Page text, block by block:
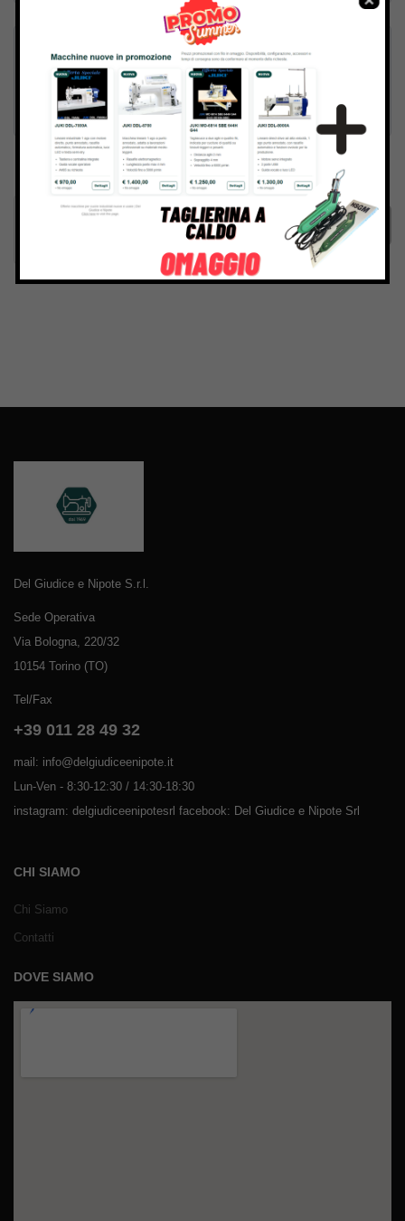
Inviando il messaggio confermo di aver letto e accettato
Termini e condizioni del sito web
Invia
Del Giudice e Nipote S.r.l.
Sede Operativa
Via Bologna, 220/32
10154 Torino (TO)
Tel/Fax
+39 011 28 49 32
mail: info@delgiudiceenipote.it
Lun-Ven - 8:30-12:30 / 14:30-18:30
instagram: delgiudiceenipotesrl facebook: Del Giudice e Nipote Srl
CHI SIAMO
Chi Siamo
Contatti
DOVE SIAMO